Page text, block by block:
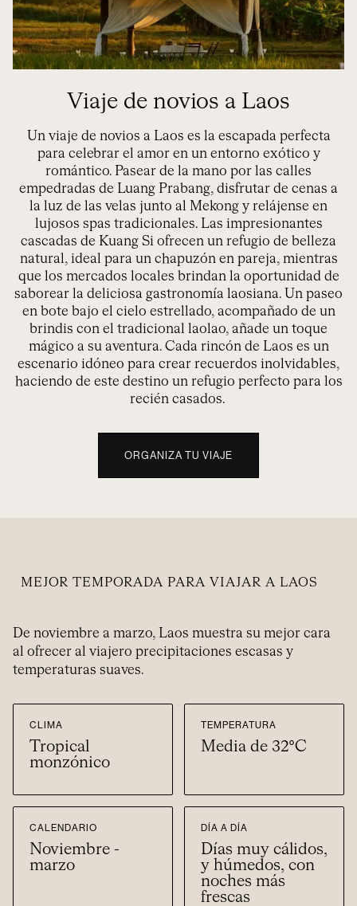
Viaje de novios a Laos
Un viaje de novios a Laos es la escapada perfecta
para celebrar el amor en un entorno exótico y
romántico. Pasear de la mano por las calles
empedradas de Luang Prabang, disfrutar de cenas a
la luz de las velas junto al Mekong y relájense en
lujosos spas tradicionales. Las impresionantes
cascadas de Kuang Si ofrecen un refugio de belleza
natural, ideal para un chapuzón en pareja, mientras
que los mercados locales brindan la oportunidad de
saborear la deliciosa gastronomía laosiana. Un paseo
en bote bajo el cielo estrellado, acompañado de un
brindis con el tradicional laolao, añade un toque
mágico a su aventura. Cada rincón de Laos es un
escenario idóneo para crear recuerdos inolvidables,
haciendo de este destino un refugio perfecto para los
recién casados.
ORGANIZA TU VIAJE
MEJOR TEMPORADA PARA VIAJAR A LAOS
De noviembre a marzo, Laos muestra su mejor cara
al ofrecer al viajero precipitaciones escasas y
temperaturas suaves.
CLIMA
Tropical
monzónico
TEMPERATURA
Media de 32°C
CALENDARIO
Noviembre -
marzo
DÍA A DÍA
Días muy cálidos,
y húmedos, con
noches más
frescas